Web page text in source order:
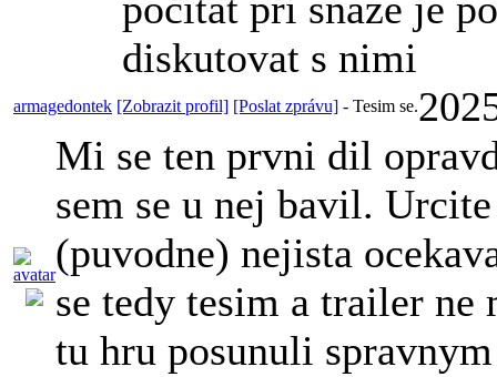
diskutovat s nimi
armagedontek [Zobrazit profil] [Poslat zprávu] - Tesim se.
Mi se ten prvni dil
sem se u nej bavil.
(puvodne) nejista
se tedy tesim a trailer ne
tu hru posunuli